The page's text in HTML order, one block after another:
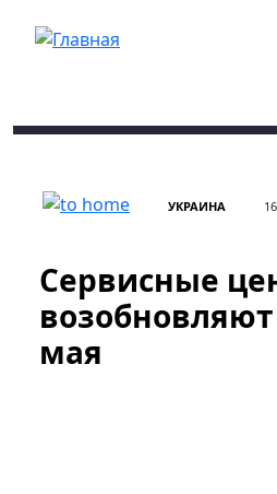
УКРАИНА
Сервисные
возобновляют
мая